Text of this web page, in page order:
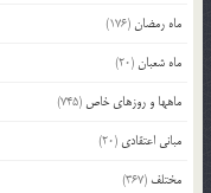
ماه رمضان(176)
ماه شعبان(20)
ماهها و روزهای خاص (745)
مبانی اعتقادی (20)
مختلف (367)